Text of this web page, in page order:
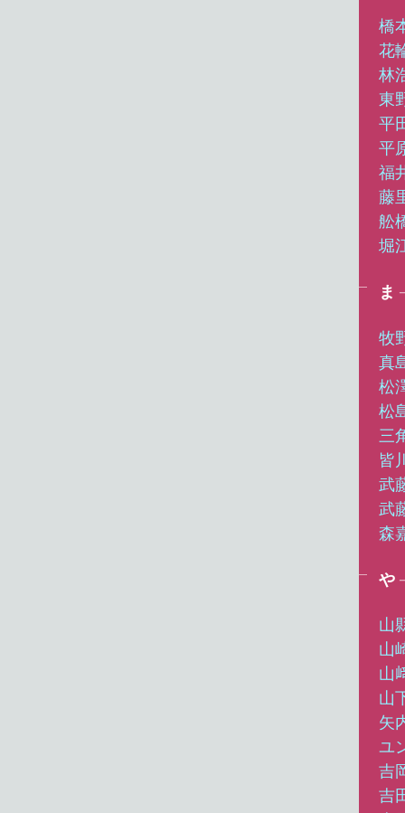
橋
花
林
東
平
平
福
藤
舩
堀
ま
牧
真
松
松
三
皆
武
武
森
や
山
山
山
山
矢
ユ
吉
吉